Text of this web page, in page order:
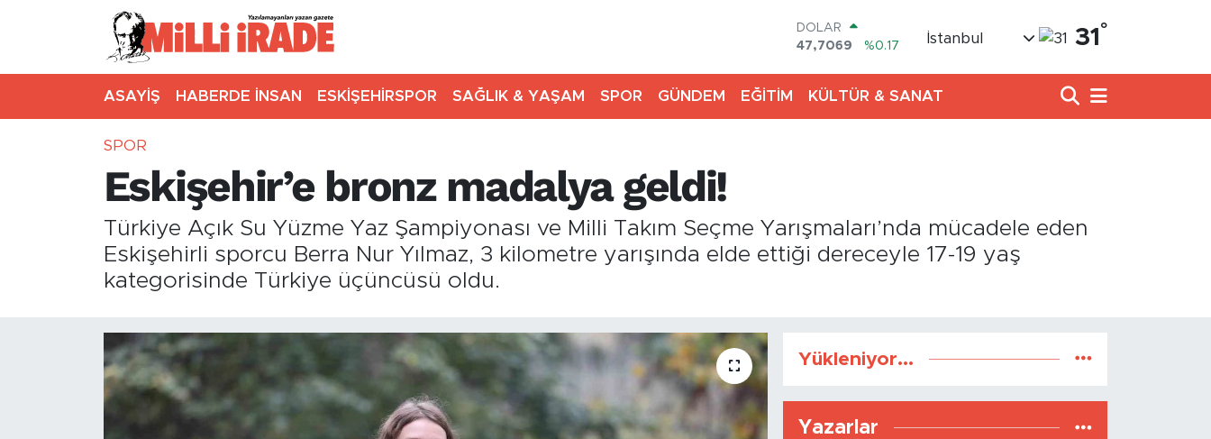
DOLAR
47,7069
%0.17
STERLİN
64,1897
%0.02
65.130,04
%1.2
İstanbul 31 °
ASAYİŞ HABERDE İNSAN ESKİŞEHİRSPOR SAĞLIK & YAŞAM SPOR GÜNDEM EĞİTİM KÜLTÜR & SANAT
SPOR
Eskişehir’e bronz madalya geldi!
Türkiye Açık Su Yüzme Yaz Şampiyonası ve Milli Takım Seçme Yarışmaları’nda mücadele eden
Eskişehirli sporcu Berra Nur Yılmaz, 3 kilometre yarışında elde ettiği dereceyle 17-19 yaş
kategorisinde Türkiye üçüncüsü oldu.
Yükleniyor...
Yazarlar